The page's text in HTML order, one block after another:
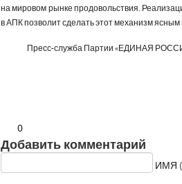
на мировом рынке продовольствия.
в АПК позволит сделать этот механизм
Пресс-служба Партии «ЕДИНАЯ
0
Добавить комментарий
ИМЯ